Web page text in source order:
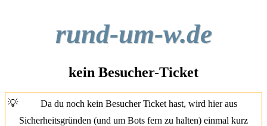
rund-um-w.de
kein Besucher-Ticket
💡
Da du noch kein Besucher Ticket hast, wird hier aus
Sicherheitsgründen (und um Bots fern zu halten) einmal kurz